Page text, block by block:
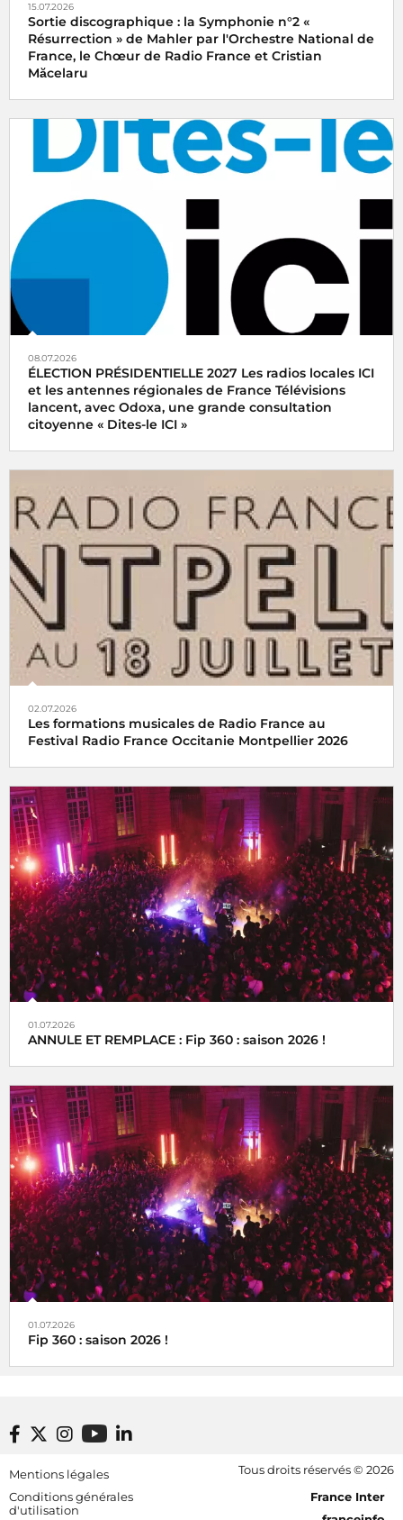
15.07.2026
Sortie discographique : la Symphonie n°2 «
Résurrection » de Mahler par l'Orchestre National de
France, le Chœur de Radio France et Cristian
Măcelaru
08.07.2026
ÉLECTION PRÉSIDENTIELLE 2027 Les radios locales ICI
et les antennes régionales de France Télévisions
lancent, avec Odoxa, une grande consultation
citoyenne « Dites-le ICI »
02.07.2026
Les formations musicales de Radio France au
Festival Radio France Occitanie Montpellier 2026
01.07.2026
ANNULE ET REMPLACE : Fip 360 : saison 2026 !
01.07.2026
Fip 360 : saison 2026 !
Footer bottom
Mentions légales
Conditions générales
d'utilisation
Tous droits réservés © 2026
[RDF] Pied de page - Mobile
France Inter